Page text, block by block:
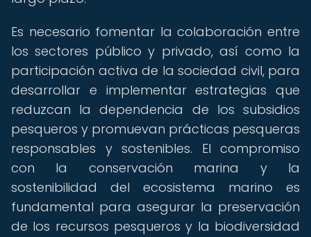
Es necesario fomentar la colaboración entre
los sectores público y privado, así como la
participación activa de la sociedad civil, para
desarrollar e implementar estrategias que
reduzcan la dependencia de los subsidios
pesqueros y promuevan prácticas pesqueras
responsables y sostenibles. El compromiso
con la conservación marina y la
sostenibilidad del ecosistema marino es
fundamental para asegurar la preservación
de los recursos pesqueros y la biodiversidad